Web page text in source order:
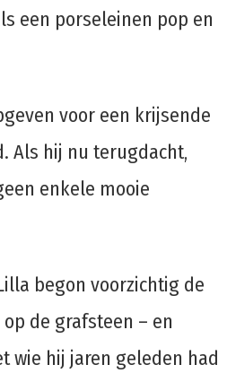
een porseleinen pop en
voor een krijsende
Als hij nu terugdacht,
enkele mooie
begon voorzichtig de
de grafsteen – en
wie hij jaren geleden had